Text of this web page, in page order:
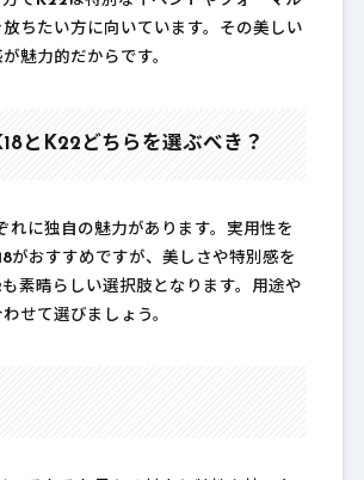
ちたい方に向いています。その美しい
魅力的だからです。
とK22どちらを選ぶべき？
れに独自の魅力があります。実用性を
がおすすめですが、美しさや特別感を
も素晴らしい選択肢となります。用途や
せて選びましょう。